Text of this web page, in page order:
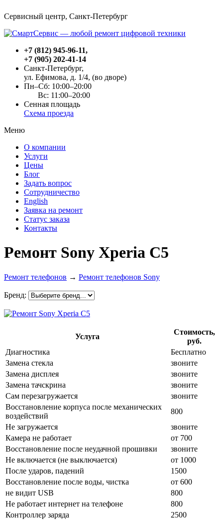
Сервисный центр, Cанкт-Петербург
+7 (812) 945-96-11,
+7 (905) 202-41-14
Санкт-Петербург,
ул. Ефимова, д. 1/4, (во дворе)
Пн–Сб: 10:00–20:00
Вс: 11:00–20:00
Сенная площадь
Схема проезда
Меню
О компании
Услуги
Цены
Блог
Задать вопрос
Сотрудничество
English
Заявка на ремонт
Статус заказа
Контакты
Ремонт Sony Xperia C5
Ремонт телефонов → Ремонт телефонов Sony
Бренд:
Услуга
Стоимость,
руб.
Диагностика
Бесплатно
Замена стекла
звоните
Замена дисплея
звоните
Замена тачскрина
звоните
Сам перезагружается
звоните
Восстановление корпуса после механических
воздействий
800
Не загружается
звоните
Камера не работает
от 700
Восстановление после неудачной прошивки
звоните
Не включается (не выключается)
от 1000
После ударов, падений
1500
Восстановление после воды, чистка
от 600
не видит USB
800
Не работает интернет на телефоне
800
Контроллер заряда
2500